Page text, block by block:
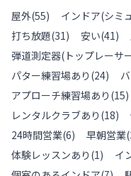
屋外(55) インドア(シミ
打ち放題(31) 安い(41)
弾道測定器(トップレーサ
パター練習場あり (24)
アプローチ練習場あり (15)
レンタルクラブあり (18)
24時間営業(6) 早朝営業(
体験レッスンあり (1) イ